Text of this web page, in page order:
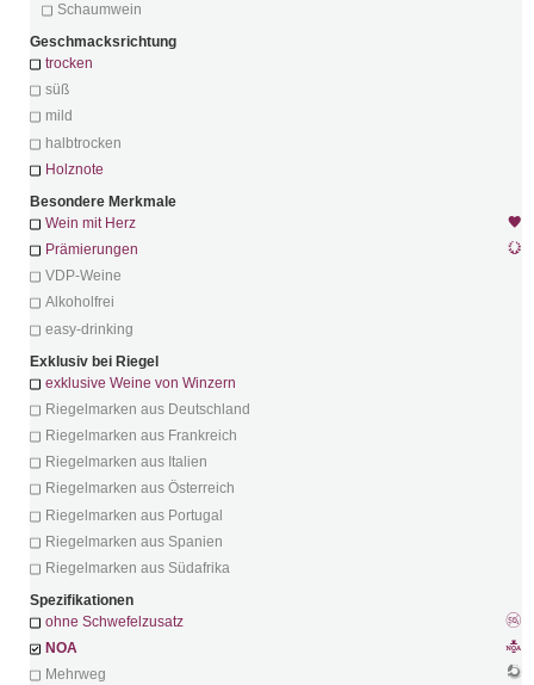
Schaumwein
Geschmacksrichtung
trocken
süß
mild
halbtrocken
Holznote
Besondere Merkmale
Wein mit Herz
Prämierungen
VDP-Weine
Alkoholfrei
easy-drinking
Exklusiv bei Riegel
exklusive Weine von Winzern
Riegelmarken aus Deutschland
Riegelmarken aus Frankreich
Riegelmarken aus Italien
Riegelmarken aus Österreich
Riegelmarken aus Portugal
Riegelmarken aus Spanien
Riegelmarken aus Südafrika
Spezifikationen
ohne Schwefelzusatz
NOA
Mehrweg